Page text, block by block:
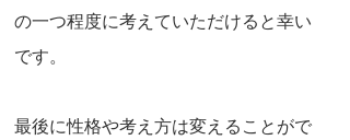
の一つ程度に考えていただけると幸い
です。
最後に性格や考え方は変えることがで